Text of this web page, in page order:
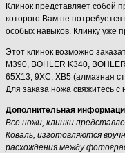
Клинок представляет собой
которого Вам не
особых навыков. Клинку уже
Этот клинок возможно
M390, BOHLER K340,
65Х13, 9ХС, ХВ5 (алмазная
Для заказа ножа свяжитесь с
Дополнительная
Все ножи, клинки
Коваль, изготовляются
расхождения между